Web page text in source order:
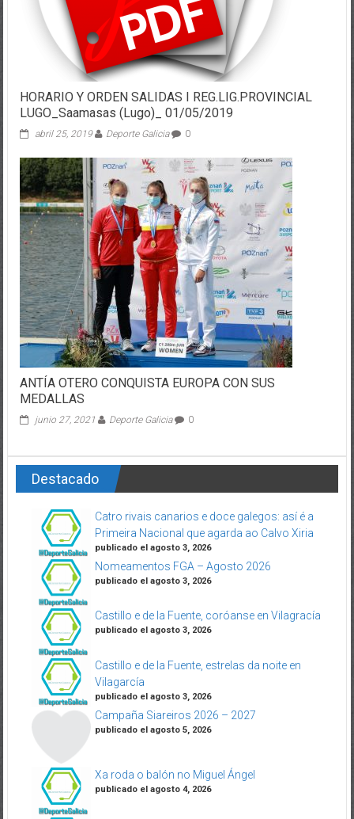
HORARIO Y ORDEN SALIDAS I REG.LIG.PROVINCIAL
LUGO_Saamasas (Lugo)_ 01/05/2019
Deporte Galicia
ANTÍA OTERO CONQUISTA EUROPA CON SUS
MEDALLAS
junio 27, 2021 Deporte Galicia
Destacado
Catro rivais canarios e doce galegos: así é a
Primeira Nacional que agarda ao Calvo Xiria
Nomeamentos FGA – Agosto 2026
Castillo e de la Fuente, coróanse en Vilagracía
Castillo e de la Fuente, estrelas da noite en
Vilagarcía
Campaña Siareiros 2026 – 2027
Xa roda o balón no Miguel Ángel